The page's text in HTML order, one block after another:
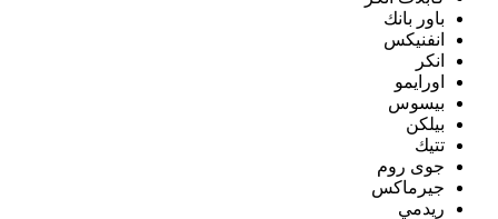
باور بانك
انفنيكس
انكر
اورايمو
بيسوس
بيلكن
تتيك
جوى روم
جيرماكس
ريدمي